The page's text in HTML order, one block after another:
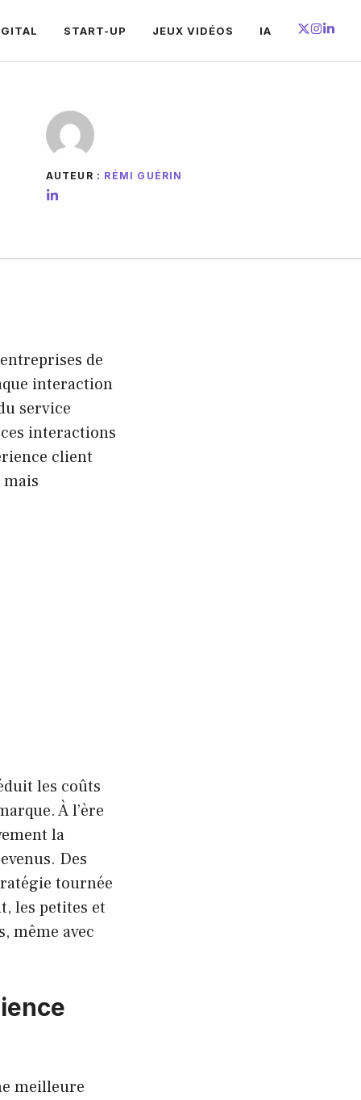
START-UP JEUX VIDÉOS IA
AUTEUR : RÉMI GUÉRIN
de
interaction
service
interactions
client
les coûts
À l’ère
la
Des
tournée
les petites et
même avec
meilleure